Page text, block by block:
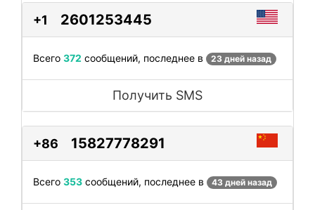
+1 2601253445
Всего 372 сообщений, последнее в 23 дней назад
Получить SMS
+86 15827778291
Всего 353 сообщений, последнее в 43 дней назад